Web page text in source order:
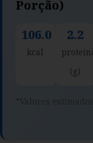
Porção)
106.0
kcal
2.2
(g)